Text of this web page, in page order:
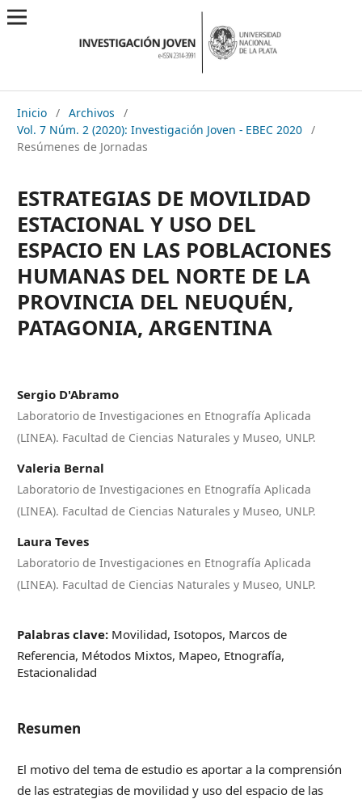
Inicio / Archivos
/
Vol. 7 Núm. 2 (2020): Investigación Joven - EBEC 2020 /
Resúmenes de Jornadas
ESTRATEGIAS DE MOVILIDAD
ESTACIONAL Y USO DEL
ESPACIO EN LAS POBLACIONES
HUMANAS DEL NORTE DE LA
PROVINCIA DEL NEUQUÉN,
PATAGONIA, ARGENTINA
Sergio D'Abramo
Laboratorio de Investigaciones en Etnografía Aplicada
(LINEA). Facultad de Ciencias Naturales y Museo, UNLP.
Valeria Bernal
Laboratorio de Investigaciones en Etnografía Aplicada
(LINEA). Facultad de Ciencias Naturales y Museo, UNLP.
Laura Teves
Laboratorio de Investigaciones en Etnografía Aplicada
(LINEA). Facultad de Ciencias Naturales y Museo, UNLP.
Palabras clave: Movilidad, Isotopos, Marcos de
Referencia, Métodos Mixtos, Mapeo, Etnografía,
Estacionalidad
Resumen
El motivo del tema de estudio es aportar a la comprensión
de las estrategias de movilidad y uso del espacio de las